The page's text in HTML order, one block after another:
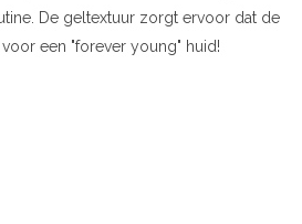
De geltextuur zorgt ervoor dat de
een "forever young" huid!